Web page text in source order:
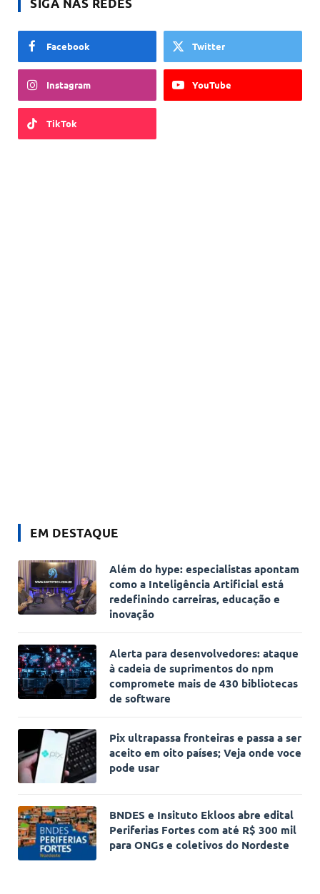
Facebook Twitter
Instagram YouTube
TikTok
EM DESTAQUE
Além do hype: especialistas apontam
como a Inteligência Artificial está
redefinindo carreiras, educação e
inovação
Alerta para desenvolvedores: ataque
à cadeia de suprimentos do npm
compromete mais de 430 bibliotecas
de software
Pix ultrapassa fronteiras e passa a ser
aceito em oito países; Veja onde voce
pode usar
BNDES e Insituto Ekloos abre edital
Periferias Fortes com até R$ 300 mil
para ONGs e coletivos do Nordeste